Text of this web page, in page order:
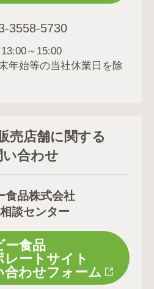
3558-5730
～15:00
年始等の当社休業日を除
売店舗に関する
い合わせ
食品株式会社
談センター
ー食品
レートサイト
合わせフォーム